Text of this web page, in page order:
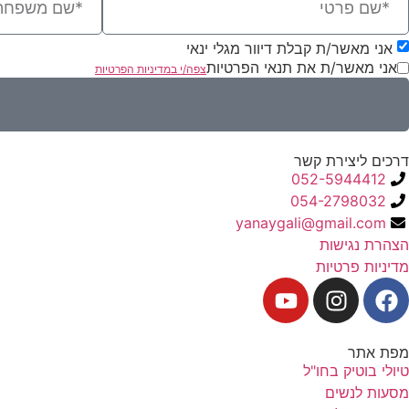
אני מאשר/ת קבלת דיוור מגלי ינאי
אני מאשר/ת את תנאי הפרטיותצפה/י במדיניות הפרטיות
דרכים ליצירת קשר
052-5944412
054-2798032
yanaygali@gmail.com
הצהרת נגישות
מדיניות פרטיות
מפת אתר
טיולי בוטיק בחו"ל
מסעות לנשים